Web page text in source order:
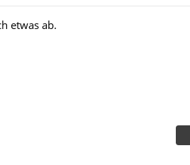
etwas ab.